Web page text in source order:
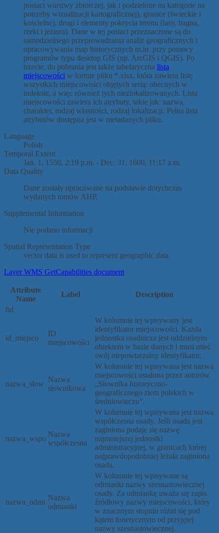
postaci warstwy zbiorczej, jak i podzielone na kategorie na
potrzeby wizualizacji kartograficznej), granice (świeckie i
kościelne), drogi i elementy pokrycia terenu (lasy, bagna,
rzeki i jeziora). Dane w tej postaci przeznaczone są do
samodzielnego przeprowadzania analiz geograficznych i
opracowywania map historycznych m.in. przy pomocy
programów typu desktop GIS (np. ArcGIS i QGIS). Po
trzecie, do pobrania jest także tabelaryczna lista
miejscowości w formie pliku *.xlsx, która zawiera listę
wszystkich miejscowości objętych serią: obecnych w
indeksie, a więc również tych niezlokalizowanych. Lista
miejscowości zawiera ich atrybuty, takie jak: nazwa,
charakter, rodzaj własności, rodzaj lokalizacji. Pełna lista
atrybutów dostępna jest w metadanych pliku.
Language
Polish
Temporal Extent
Jan. 1, 1550, 2:19 p.m. - Dec. 31, 1600, 11:17 a.m.
Data Quality
Dane zostały opracowane na podstawie dotychczas
wydanych tomów AHP.
Supplemental Information
Nie podano informacji
Spatial Representation Type
vector data is used to represent geographic data
Layer WMS GetCapabilities document
Attribute
Name
Label
Description
fid
id_miejsco
ID
miejscowości
W kolumnie tej wpisywany jest
identyfikator miejscowości. Każda
jednostka osadnicza jest oddzielnym
obiektem w bazie danych i musi mieć
swój niepowtarzalny identyfikator.
nazwa_slow
Nazwa
słownikowa
W kolumnie tej wpisywana jest nazwa
miejscowości ustalona przez autorów
„Słownika historyczno-
geograficznego ziem polskich w
średniowieczu”.
nazwa_wspo
Nazwa
współczesna
W kolumnie tej wpisywana jest nazwa
współczesna osady. Jeśli osada jest
zaginiona podaje się nazwę
najmniejszej jednostki
administracyjnej, w granicach której
najprawdopodobniej leżała zaginiona
osada.
nazwa_odmi
Nazwa
odmianki
W kolumnie tej wpisywane są
odmianki nazwy szesnastowiecznej
osady. Za odmiankę uważa się zapis
źródłowy nazwy miejscowości, który
w znacznym stopniu różni się pod
kątem fonetycznym od przyjętej
nazwy szesnastowiecznej.